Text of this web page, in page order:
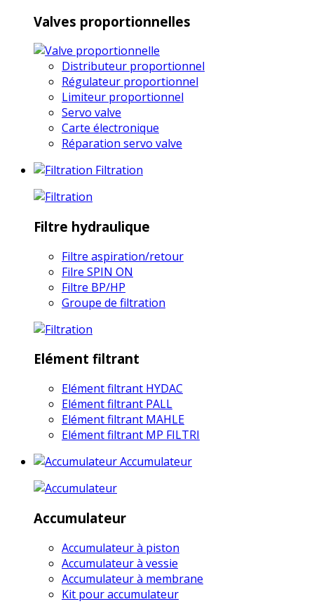
Valves proportionnelles
Distributeur proportionnel
Régulateur proportionnel
Limiteur proportionnel
Servo valve
Carte électronique
Réparation servo valve
Filtration
Filtre hydraulique
Filtre aspiration/retour
Filre SPIN ON
Filtre BP/HP
Groupe de filtration
Elément filtrant
Elément filtrant HYDAC
Elément filtrant PALL
Elément filtrant MAHLE
Elément filtrant MP FILTRI
Accumulateur
Accumulateur
Accumulateur à piston
Accumulateur à vessie
Accumulateur à membrane
Kit pour accumulateur